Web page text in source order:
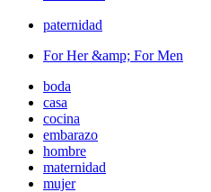
paternidad
For Her &amp; For Men
boda
casa
cocina
embarazo
hombre
maternidad
mujer